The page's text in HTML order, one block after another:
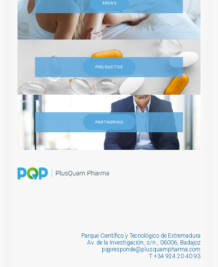
ÁREAS
PRODUCTOS
PARTNERING
Parque Científico y Tecnológico de Extremadura
Av. de la Investigación, s/n., 06006, Badajoz
pqpresponde@plusquampharma.com
T +34 924 20 40 93